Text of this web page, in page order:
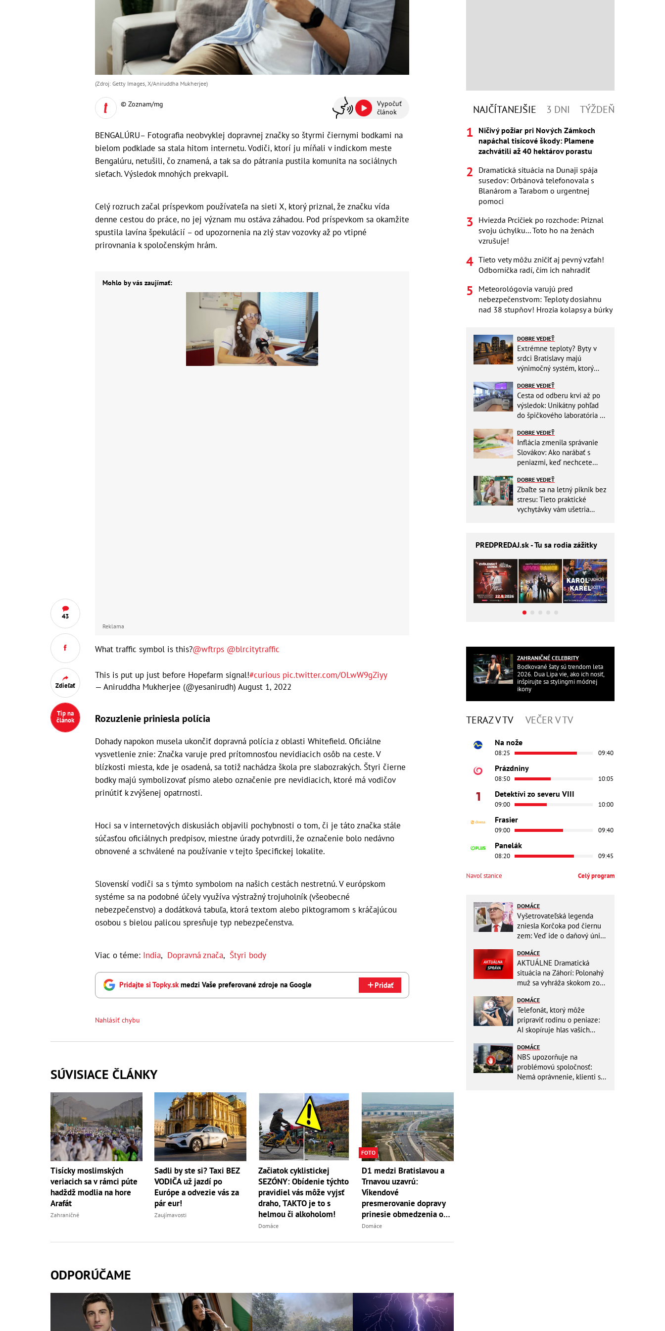
43
Zdieľať
Tip na
článok
(Zdroj: Getty Images, X/Aniruddha Mukherjee)
© Zoznam/mg
Vypočuť
článok
BENGALÚRU– Fotografia neobvyklej dopravnej značky so štyrmi čiernymi bodkami na
bielom podklade sa stala hitom internetu. Vodiči, ktorí ju míňali v indickom meste
Bengalúru, netušili, čo znamená, a tak sa do pátrania pustila komunita na sociálnych
sieťach. Výsledok mnohých prekvapil.
Celý rozruch začal príspevkom používateľa na sieti X, ktorý priznal, že značku vída
denne cestou do práce, no jej význam mu ostáva záhadou. Pod príspevkom sa okamžite
spustila lavína špekulácií – od upozornenia na zlý stav vozovky až po vtipné
prirovnania k spoločenským hrám.
Mohlo by vás zaujímať:
Reklama
What traffic symbol is this?@wftrps @blrcitytraffic
This is put up just before Hopefarm signal!#curious pic.twitter.com/OLwW9gZiyy
— Aniruddha Mukherjee (@yesanirudh) August 1, 2022
Rozuzlenie priniesla polícia
Dohady napokon musela ukončiť dopravná polícia z oblasti Whitefield. Oficiálne
vysvetlenie znie: Značka varuje pred prítomnosťou nevidiacich osôb na ceste. V
blízkosti miesta, kde je osadená, sa totiž nachádza škola pre slabozrakých. Štyri čierne
bodky majú symbolizovať písmo alebo označenie pre nevidiacich, ktoré má vodičov
prinútiť k zvýšenej opatrnosti.
Hoci sa v internetových diskusiách objavili pochybnosti o tom, či je táto značka stále
súčasťou oficiálnych predpisov, miestne úrady potvrdili, že označenie bolo nedávno
obnovené a schválené na používanie v tejto špecifickej lokalite.
Slovenskí vodiči sa s týmto symbolom na našich cestách nestretnú. V európskom
systéme sa na podobné účely využíva výstražný trojuholník (všeobecné
nebezpečenstvo) a dodátková tabuľa, ktorá textom alebo piktogramom s kráčajúcou
osobou s bielou palicou spresňuje typ nebezpečenstva.
Viac o téme: India, Dopravná znača, Štyri body
Pridajte si Topky.skmedzi Vaše preferované zdroje na Google Pridať
Nahlásiť chybu
SÚVISIACE ČLÁNKY
Tisícky moslimských
veriacich sa v rámci púte
hadždž modlia na hore
Arafát
Zahraničné
Sadli by ste si? Taxi BEZ
VODIČA už jazdí po
Európe a odvezie vás za
pár eur!
Zaujímavosti
Začiatok cyklistickej
SEZÓNY: Obídenie týchto
pravidiel vás môže vyjsť
draho, TAKTO je to s
helmou či alkoholom!
Domáce
FOTO
D1 medzi Bratislavou a
Trnavou uzavrú:
Víkendové
presmerovanie dopravy
prinesie obmedzenia od
piatka večera
Domáce
ODPORÚČAME
NAJČÍTANEJŠIE 3 DNI TÝŽDEŇ
Ničivý požiar pri Nových Zámkoch
napáchal tisícové škody: Plamene
zachvátili až 40 hektárov porastu
Dramatická situácia na Dunaji spája
susedov: Orbánová telefonovala s
Blanárom a Tarabom o urgentnej
pomoci
Hviezda Prcičiek po rozchode: Priznal
svoju úchylku... Toto ho na ženách
vzrušuje!
Tieto vety môžu zničiť aj pevný vzťah!
Odborníčka radí, čím ich nahradiť
Meteorológovia varujú pred
nebezpečenstvom: Teploty dosiahnu
nad 38 stupňov! Hrozia kolapsy a búrky
DOBRE VEDIEŤ
Extrémne teploty? Byty v
srdci Bratislavy majú
výnimočný systém, ktorý
DOBRE VEDIEŤ
Cesta od odberu krvi až po
výsledok: Unikátny pohľad
do špičkového laboratória na
DOBRE VEDIEŤ
Inflácia zmenila správanie
Slovákov: Ako narábať s
peniazmi, keď nechcete
DOBRE VEDIEŤ
Zbaľte sa na letný piknik bez
stresu: Tieto praktické
vychytávky vám ušetria
PREDPREDAJ.sk - Tu sa rodia zážitky
ZAHRANIČNÉ CELEBRITY
Bodkované šaty sú trendom leta
2026. Dua Lipa vie, ako ich nosiť,
inšpirujte sa stylingmi módnej
ikony
TERAZ V TV VEČER V TV
Na nože
08:25 09:40
Prázdniny
08:50 10:05
Detektívi zo severu VIII
09:00 10:00
Frasier
09:00 09:40
Panelák
08:20 09:45
Navoľ stanice Celý program
DOMÁCE
Vyšetrovateľská legenda
zniesla Korčoka pod čiernu
zem: Veď ide o daňový únik
basou!
DOMÁCE
AKTUÁLNE Dramatická
situácia na Záhorí: Polonahý
muž sa vyhráža skokom zo
nepremávajú
DOMÁCE
Telefonát, ktorý môže
pripraviť rodinu o peniaze:
AI skopíruje hlas vašich
jednoduchý trik
DOMÁCE
NBS upozorňuje na
problémovú spoločnosť:
Nemá oprávnenie, klienti sa